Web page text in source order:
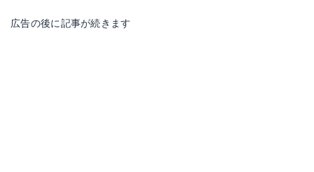
広告の後に記事が続きます